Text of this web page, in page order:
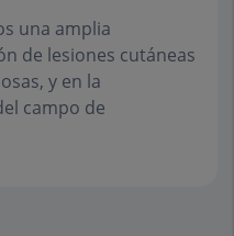
una amplia
de lesiones cutáneas
y en la
campo de